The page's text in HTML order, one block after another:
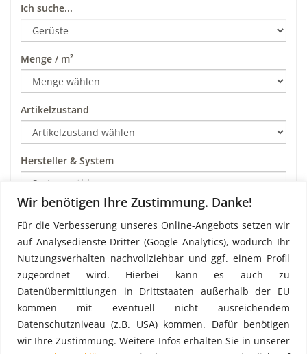
Wir benötigen Ihre Zustimmung. Danke!
Für die Verbesserung unseres Online-Angebots setzen wir
auf Analysedienste Dritter (Google Analytics), wodurch Ihr
Nutzungsverhalten nachvollziehbar und ggf. einem Profil
zugeordnet wird. Hierbei kann es auch zu
Datenübermittlungen in Drittstaaten außerhalb der EU
kommen mit eventuell nicht ausreichendem
Datenschutzniveau (z.B. USA) kommen. Dafür benötigen
wir Ihre Zustimmung. Weitere Infos erhalten Sie in unserer
Ich suche...
Menge / m²
Artikelzustand
Hersteller & System
Art
Preis pro m²